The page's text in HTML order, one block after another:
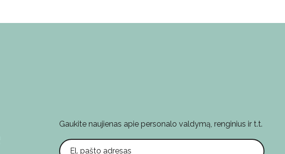
Gaukite naujienas apie personalo valdymą, renginius ir t.t.